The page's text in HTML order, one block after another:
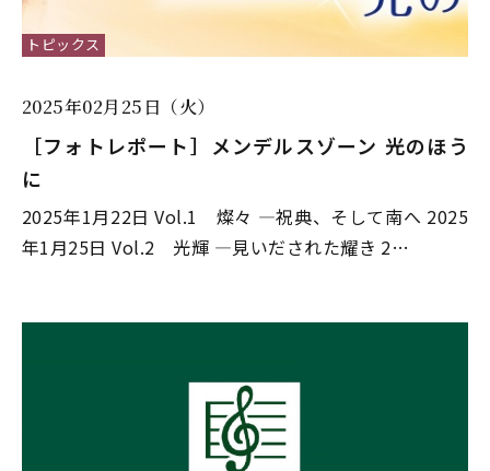
トピックス
2025年02月25日（火）
［フォトレポート］メンデルスゾーン ――光のほう
に
2025年1月22日 Vol.1 燦々 —祝典、そして南へ 2025
年1月25日 Vol.2 光輝 —見いだされた耀き 2…